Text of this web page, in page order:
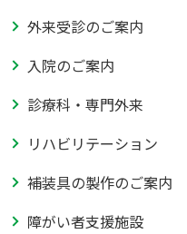
外来受診のご案内
入院のご案内
診療科・専門外来
リハビリテーション
補装具の製作のご案内
障がい者支援施設